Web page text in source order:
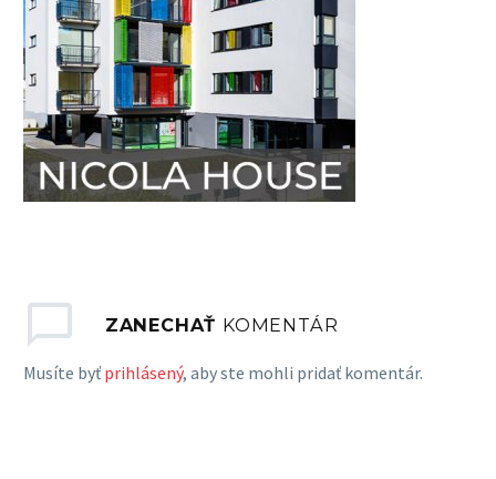
ZANECHAŤ KOMENTÁR
Musíte byť prihlásený, aby ste mohli pridať komentár.